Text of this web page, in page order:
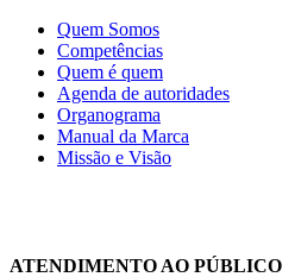
Quem Somos
Competências
Quem é quem
Agenda de autoridades
Organograma
Manual da Marca
Missão e Visão
ATENDIMENTO AO PÚBLICO